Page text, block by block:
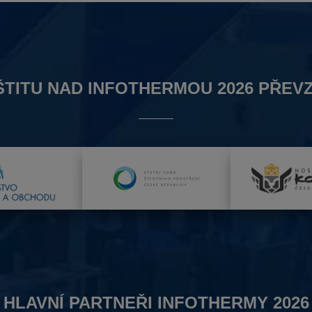
NAD INFOTHERMOU 2026
HLAVNÍ PARTNEŘI INFOTHERMY 2026